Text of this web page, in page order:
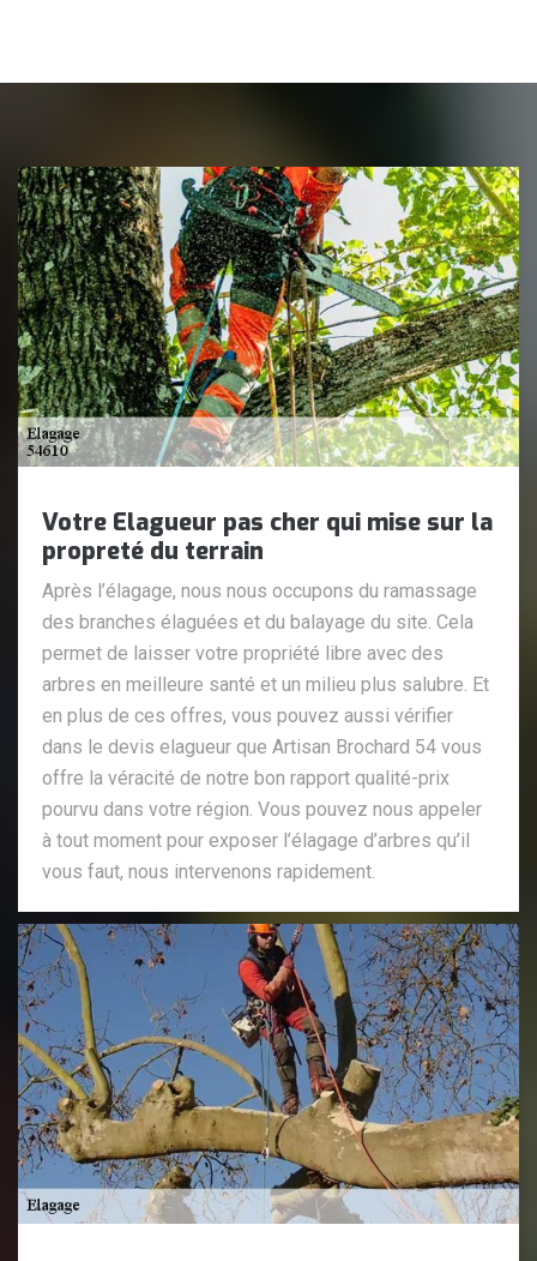
Votre Elagueur pas cher qui mise sur la
propreté du terrain
Après l’élagage, nous nous occupons du ramassage
des branches élaguées et du balayage du site. Cela
permet de laisser votre propriété libre avec des
arbres en meilleure santé et un milieu plus salubre. Et
en plus de ces offres, vous pouvez aussi vérifier
dans le devis elagueur que Artisan Brochard 54 vous
offre la véracité de notre bon rapport qualité-prix
pourvu dans votre région. Vous pouvez nous appeler
à tout moment pour exposer l’élagage d’arbres qu’il
vous faut, nous intervenons rapidement.